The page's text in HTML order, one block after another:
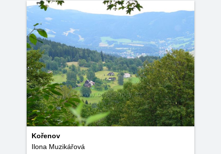
Kořenov
Ilona Muzikářová